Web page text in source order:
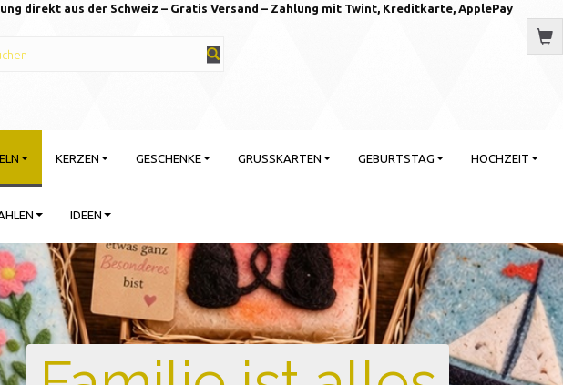
direkt aus der Schweiz – Gratis Versand – Zahlung mit Twint, Kreditkarte, ApplePay
KERZEN GESCHENKE GRUSSKARTEN GEBURTSTAG HOCHZEIT
IDEEN
feiern mit Stil